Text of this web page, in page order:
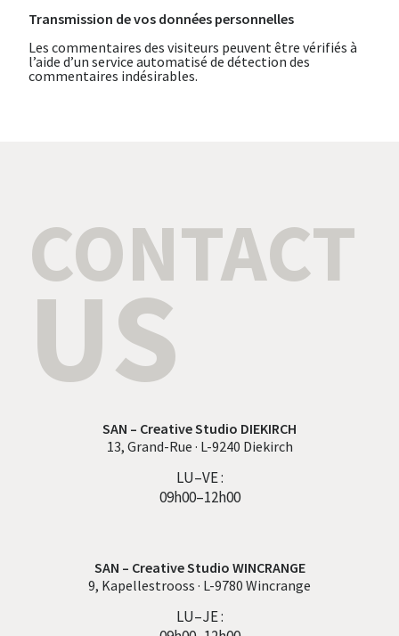
Transmission de vos données personnelles
Les commentaires des visiteurs peuvent être vérifiés à
l’aide d’un service automatisé de détection des
commentaires indésirables.
CONTACT
US
SAN – Creative Studio DIEKIRCH
13, Grand-Rue · L-9240 Diekirch
LU–VE :
09h00–12h00
SAN – Creative Studio WINCRANGE
9, Kapellestrooss · L-9780 Wincrange
LU–JE :